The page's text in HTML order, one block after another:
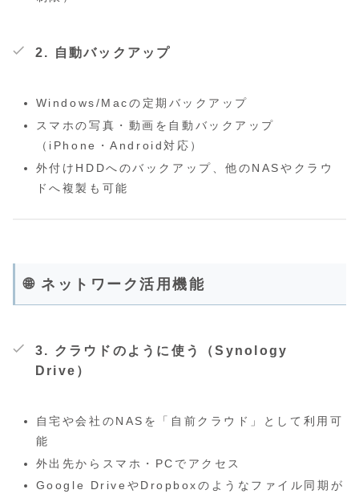
2. 自動バックアップ
Windows/Macの定期バックアップ
スマホの写真・動画を自動バックアップ
（iPhone・Android対応）
外付けHDDへのバックアップ、他のNASやクラウ
ドへ複製も可能
🌐 ネットワーク活用機能
3. クラウドのように使う（Synology
Drive）
自宅や会社のNASを「自前クラウド」として利用可
能
外出先からスマホ・PCでアクセス
Google DriveやDropboxのようなファイル同期が